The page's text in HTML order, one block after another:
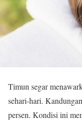
Timun segar
sehari-hari.
persen. Kondisi ini